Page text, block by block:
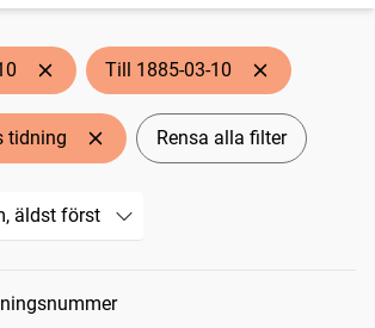
Till 1885-03-10
tidning Rensa alla filter